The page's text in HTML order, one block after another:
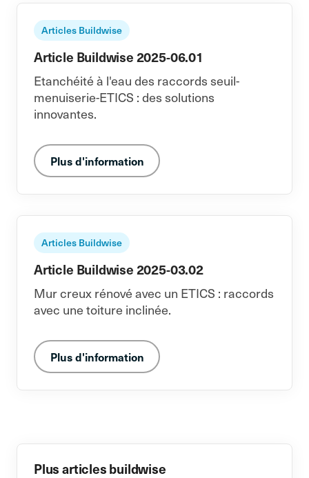
Articles Buildwise
Article Buildwise 2025-06.01
Etanchéité à l'eau des raccords seuil-
menuiserie-ETICS : des solutions
innovantes.
Plus d'information
Articles Buildwise
Article Buildwise 2025-03.02
Mur creux rénové avec un ETICS : raccords
avec une toiture inclinée.
Plus d'information
Plus articles buildwise